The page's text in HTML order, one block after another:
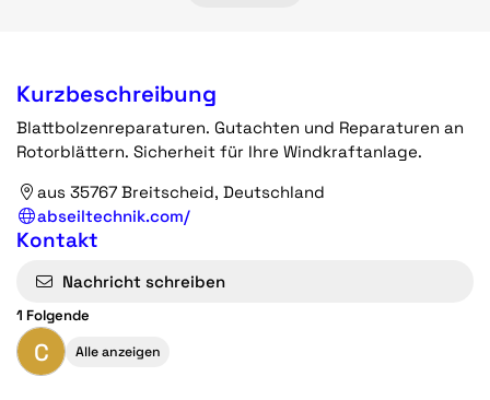
Kurzbeschreibung
Blattbolzenreparaturen. Gutachten und Reparaturen an
Rotorblättern. Sicherheit für Ihre Windkraftanlage.
aus 35767 Breitscheid, Deutschland
abseiltechnik.com/
Kontakt
Nachricht schreiben
1 Folgende
C Alle anzeigen